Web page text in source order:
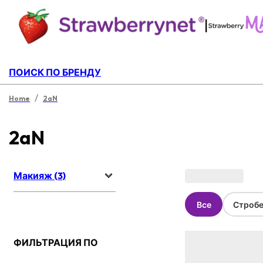
|
ПОИСК ПО БРЕНДУ
Home / 2aN
2aN
Макияж (3)
ФИЛЬТРАЦИЯ ПО
Все